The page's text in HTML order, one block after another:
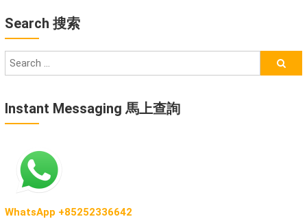
Search 搜索
Instant Messaging 馬上查詢
WhatsApp +85252336642